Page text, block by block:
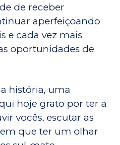
de receber
aperfeiçoando
e cada vez mais
oportunidades de
história, uma
hoje grato por ter a
vocês, escutar as
que ter um olhar